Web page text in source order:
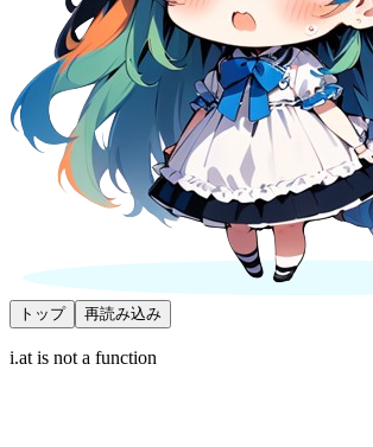
トップ 再読み込み
i.at is not a function